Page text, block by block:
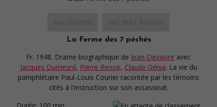
La Ferme des 7 péchés
Fr. 1948. Drame biographique de Jean-Devaivre avec
Jacques Dumesnil, Pierre Renoir, Claude Génia. La vie du
pamphlétaire Paul-Louis Courier racontée par les témoins
cités à l'instruction sur son assassinat.
Durée: 100 min.